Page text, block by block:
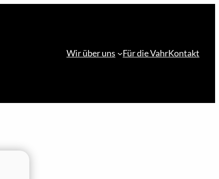
Wir über uns Für die VahrKontakt